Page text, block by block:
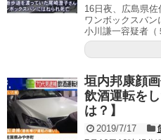
16日夜、広島県佐
ワンボックスバ
小川謙一容疑者（
垣内邦康顔
飲酒運転を
は？】
2019/7/17